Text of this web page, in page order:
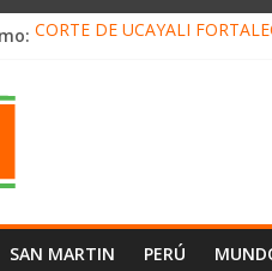
CORTE DE UCAYALI
SAN MARTIN PERÚ